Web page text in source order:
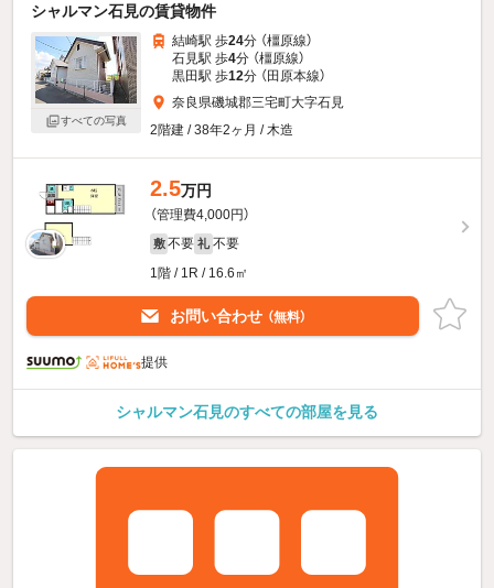
シャルマン石見の賃貸物件
すべての写真
結崎駅 歩24分 （橿原線）
石見駅 歩4分 （橿原線）
黒田駅 歩12分 （田原本線）
奈良県磯城郡三宅町大字石見
2階建 / 38年2ヶ月 / 木造
2.5万円
（管理費4,000円）
敷 不要 礼 不要
1階 / 1R / 16.6㎡
お問い合わせ （無料）
提供
シャルマン石見のすべての部屋を見る